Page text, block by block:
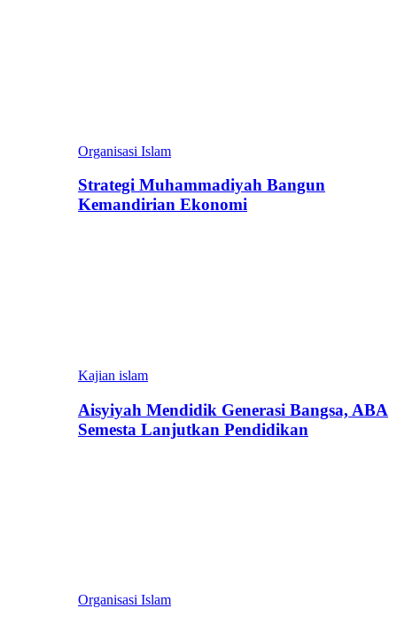
Organisasi Islam
Strategi Muhammadiyah Bangun
Kemandirian Ekonomi
Kajian islam
Aisyiyah Mendidik Generasi Bangsa, ABA
Semesta Lanjutkan Pendidikan
Organisasi Islam